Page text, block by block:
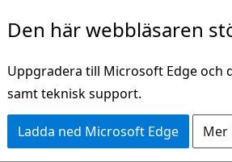
Den här webbläsaren
Uppgradera till Microsoft Edge och
samt teknisk support.
Ladda ned Microsoft Edge Mer